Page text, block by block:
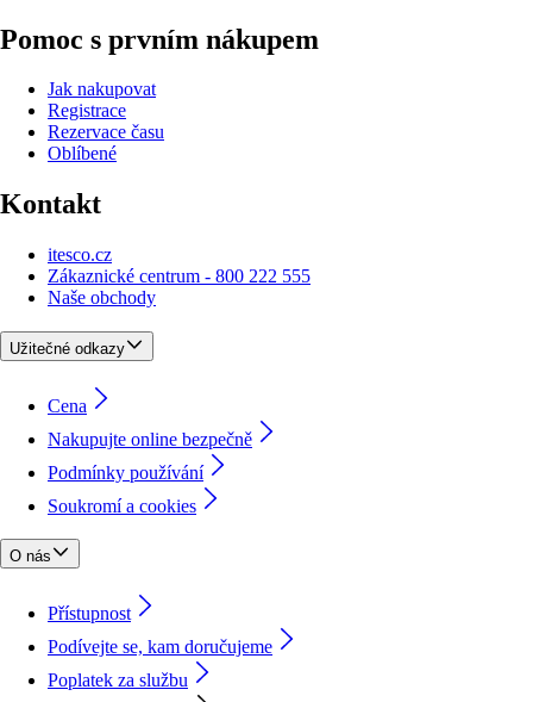
Pomoc s prvním nákupem
Jak nakupovat
Registrace
Rezervace času
Oblíbené
Kontakt
itesco.cz
Zákaznické centrum - 800 222 555
Naše obchody
Užitečné odkazy
Cena
Nakupujte online bezpečně
Podmínky používání
Soukromí a cookies
O nás
Přístupnost
Podívejte se, kam doručujeme
Poplatek za službu